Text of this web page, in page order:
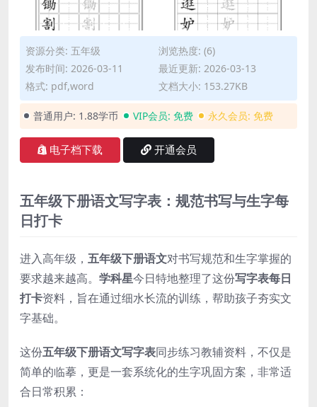
资源分类: 五年级
浏览热度: (6)
发布时间: 2026-03-11
最近更新: 2026-03-13
格式: pdf,word
文档大小: 153.27KB
普通用户: 1.88学币 VIP会员: 免费 永久会员: 免费
电子档下载 开通会员
五年级下册语文写字表：规范书写与生字每
日打卡
进入高年级， 五年级下册语文对书写规范和生字掌握的
要求越来越高。 学科星今日特地整理了这份写字表每日
打卡资料，旨在通过细水长流的训练，帮助孩子夯实文
字基础。
这份五年级下册语文写字表同步练习教辅资料，不仅是
简单的临摹，更是一套系统化的生字巩固方案，非常适
合日常积累：